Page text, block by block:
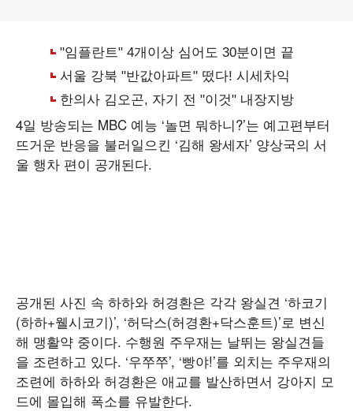
4일 방송되는 MBC 예능 ‘놀면 뭐하니?’는 예고편부터
뜨거운 반응을 불러일으킨 ‘김해 왕세자’ 양상국의 서
울 행차 편이 공개된다.
공개된 사진 속 하하와 허경환은 각각 왕실견 ‘하코기
(하하+웰시코기)’, ‘허닥스(허경환+닥스훈트)’로 변신
해 맹활약 중이다. 수행원 주우재는 날뛰는 왕실견들
을 조련하고 있다. ‘우쭈쭈’, ‘빵야!’를 외치는 주우재의
조련에 하하와 허경환은 애교를 발산하면서 강아지 모
드에 몰입해 폭소를 유발한다.